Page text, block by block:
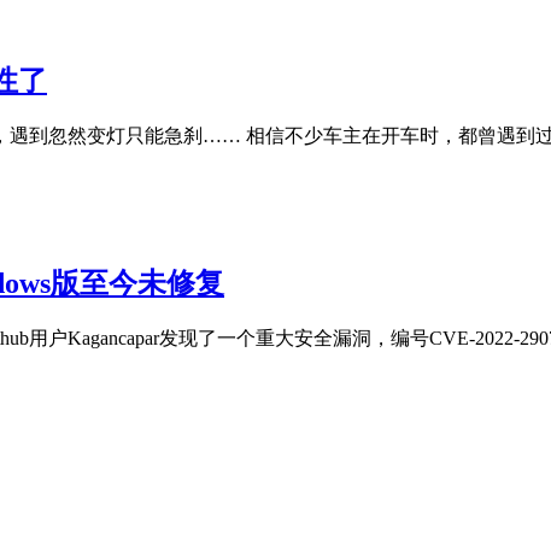
了
到忽然变灯只能急刹…… 相信不少车主在开车时，都曾遇到
版至今未修复
用户Kagancapar发现了一个重大安全漏洞，编号CVE-2022-